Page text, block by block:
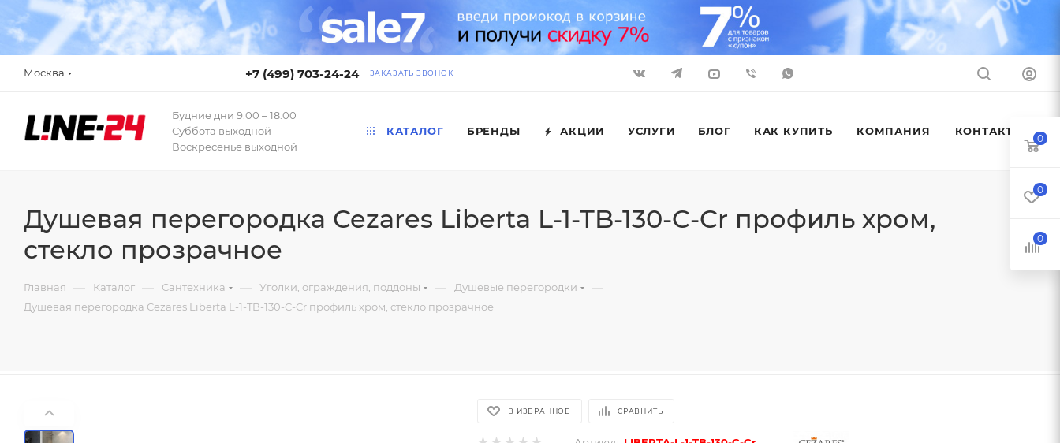
Москва +7 (499) 703-24-24 ЗАКАЗАТЬ ЗВОНОК
Будние дни 9:00 – 18:00
Суббота выходной
Воскресенье выходной
КАТАЛОГ БРЕНДЫ АКЦИИ УСЛУГИ БЛОГ КАК КУПИТЬ КОМПАНИЯ КОНТАКТЫ
Душевая перегородка Cezares Liberta L-1-TB-130-C-Cr профиль хром,
стекло прозрачное
Главная — Каталог — Сантехника — Уголки, ограждения, поддоны — Душевые перегородки —
Душевая перегородка Cezares Liberta L-1-TB-130-C-Cr профиль хром, стекло прозрачное
В ИЗБРАННОЕ СРАВНИТЬ
0
0
0